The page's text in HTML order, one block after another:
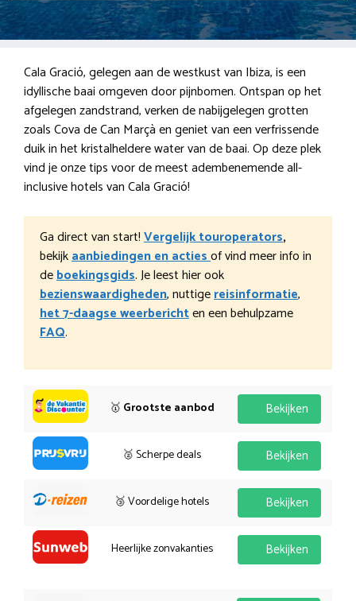
Cala Gració, gelegen aan de westkust van Ibiza, is een
idyllische baai omgeven door pijnbomen. Ontspan op het
afgelegen zandstrand, verken de nabijgelegen grotten
zoals Cova de Can Marçà en geniet van een verfrissende
duik in het kristalheldere water van de baai. Op deze plek
vind je onze tips voor de meest adembenemende all-
inclusive hotels van Cala Gració!
Ga direct van start!Vergelijk touroperators,
bekijkaanbiedingen en actiesof vind meer info in
deboekingsgids. Je leest hier ook
bezienswaardigheden, nuttigereisinformatie,
het 7-daagse weerberichten een behulpzame
FAQ.
🥇 Grootste aanbod Bekijken
🥈 Scherpe deals Bekijken
🥉 Voordelige hotels Bekijken
Heerlijke zonvakanties Bekijken